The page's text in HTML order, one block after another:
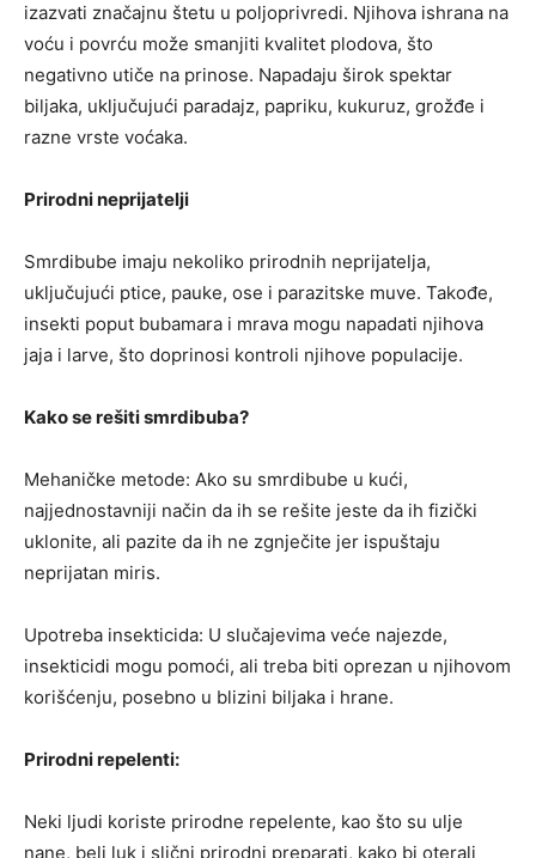
izazvati značajnu štetu u poljoprivredi. Njihova ishrana na
voću i povrću može smanjiti kvalitet plodova, što
negativno utiče na prinose. Napadaju širok spektar
biljaka, uključujući paradajz, papriku, kukuruz, grožđe i
razne vrste voćaka.
Prirodni neprijatelji
Smrdibube imaju nekoliko prirodnih neprijatelja,
uključujući ptice, pauke, ose i parazitske muve. Takođe,
insekti poput bubamara i mrava mogu napadati njihova
jaja i larve, što doprinosi kontroli njihove populacije.
Kako se rešiti smrdibuba?
Mehaničke metode: Ako su smrdibube u kući,
najjednostavniji način da ih se rešite jeste da ih fizički
uklonite, ali pazite da ih ne zgnječite jer ispuštaju
neprijatan miris.
Upotreba insekticida: U slučajevima veće najezde,
insekticidi mogu pomoći, ali treba biti oprezan u njihovom
korišćenju, posebno u blizini biljaka i hrane.
Prirodni repelenti:
Neki ljudi koriste prirodne repelente, kao što su ulje
nane, beli luk i slični prirodni preparati, kako bi oterali